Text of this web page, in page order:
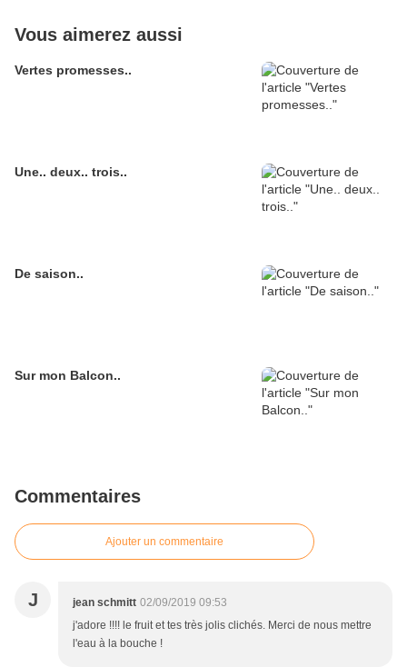
Vous aimerez aussi
Vertes promesses..
Une.. deux.. trois..
De saison..
Sur mon Balcon..
Commentaires
Ajouter un commentaire
J jean schmitt 02/09/2019 09:53
j'adore !!!! le fruit et tes très jolis clichés. Merci de nous mettre
l'eau à la bouche !